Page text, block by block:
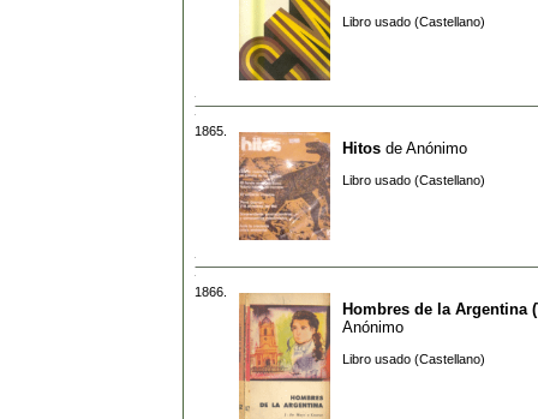
Libro usado (Castellano)
1865.
Hitos de Anónimo
Libro usado (Castellano)
1866.
Hombres de la Argentina
Anónimo
Libro usado (Castellano)